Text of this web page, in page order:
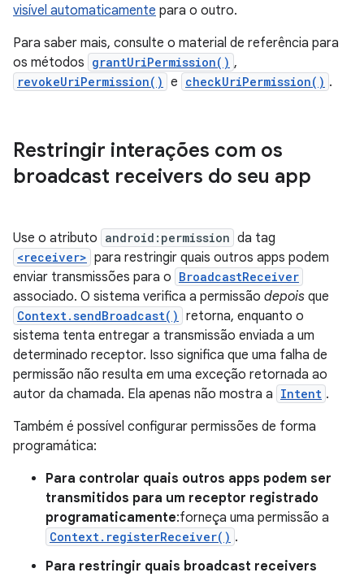
visível automaticamente para o outro.
Para saber mais, consulte o material de referência para
os métodos grantUriPermission() ,
revokeUriPermission() e checkUriPermission() .
Restringir interações com os
broadcast receivers do seu app
Use o atributo android:permission da tag
<receiver> para restringir quais outros apps podem
enviar transmissões para o BroadcastReceiver
associado. O sistema verifica a permissão depois que
Context.sendBroadcast() retorna, enquanto o
sistema tenta entregar a transmissão enviada a um
determinado receptor. Isso significa que uma falha de
permissão não resulta em uma exceção retornada ao
autor da chamada. Ela apenas não mostra a Intent .
Também é possível configurar permissões de forma
programática:
Para controlar quais outros apps podem ser
transmitidos para um receptor registrado
programaticamente:forneça uma permissão a
Context.registerReceiver() .
Para restringir quais broadcast receivers